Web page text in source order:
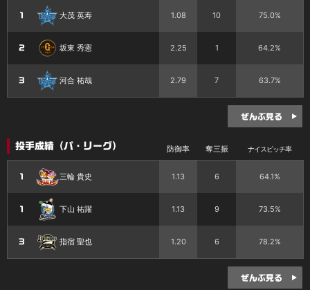
1 大茂 英寿 1.08 10 75.0%
2 坂東 秀憲 2.25 1 64.2%
3 河合 祐哉 2.79 7 63.7%
ぜんぶ見る
投手成績（パ・リーグ） 防御率 奪三振 ナイスピッチ率
1 三輪 貴史 1.13 6 64.1%
1 下山 祐躍 1.13 9 73.5%
3 指宿 聖也 1.20 6 78.2%
ぜんぶ見る